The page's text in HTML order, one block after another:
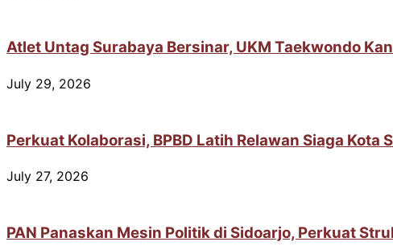
Atlet Untag Surabaya Bersinar, UKM Taekwondo
July 29, 2026
Perkuat Kolaborasi, BPBD Latih Relawan Siaga Kota
July 27, 2026
PAN Panaskan Mesin Politik di Sidoarjo, Perkuat